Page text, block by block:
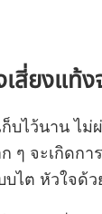
สี่ยงแท้ง
บไว้นาน ไ
ๆ จะเกิดก
ไต หัวใจด้ว